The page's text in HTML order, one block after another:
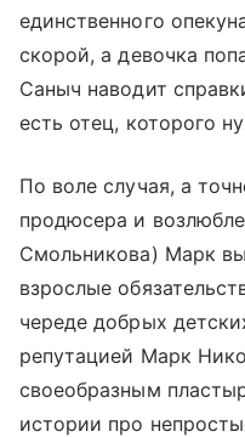
единственного
скорой, а девочка
Саныч наводит
есть отец, которого
По воле случая, а
продюсера и
Смольникова) Марк
взрослые
череде добрых
репутацией Марк
своеобразным
истории про